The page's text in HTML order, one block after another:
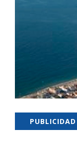
PUBLICIDAD